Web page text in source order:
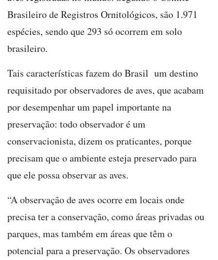
Brasileiro de Registros Ornitológicos, são 1.971
espécies, sendo que 293 só ocorrem em solo
brasileiro.
Tais características fazem do Brasil um destino
requisitado por observadores de aves, que acabam
por desempenhar um papel importante na
preservação: todo observador é um
conservacionista, dizem os praticantes, porque
precisam que o ambiente esteja preservado para
que ele possa observar as aves.
“A observação de aves ocorre em locais onde
precisa ter a conservação, como áreas privadas ou
parques, mas também em áreas que têm o
potencial para a preservação. Os observadores